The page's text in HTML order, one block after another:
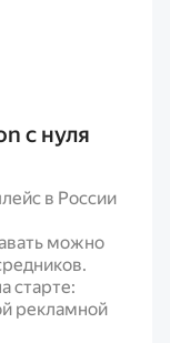
с нуля
в России
можно
старте:
рекламной